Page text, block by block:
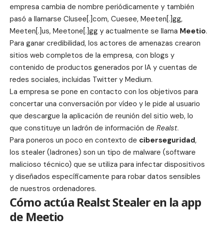
empresa cambia de nombre periódicamente y también
pasó a llamarse Clusee[.]com, Cuesee, Meeten[.]gg,
Meeten[.]us, Meetone[.]gg y actualmente se llama Meetio.
Para ganar credibilidad, los actores de amenazas crearon
sitios web completos de la empresa, con blogs y
contenido de productos generados por IA y cuentas de
redes sociales, incluidas Twitter y Medium.
La empresa se pone en contacto con los objetivos para
concertar una conversación por vídeo y le pide al usuario
que descargue la aplicación de reunión del sitio web, lo
que constituye un ladrón de información de Realst.
Para poneros un poco en contexto de ciberseguridad,
los stealer (ladrones) son un tipo de malware (software
malicioso técnico) que se utiliza para infectar dispositivos
y diseñados específicamente para robar datos sensibles
de nuestros ordenadores.
Cómo actúa Realst Stealer en la app
de Meetio